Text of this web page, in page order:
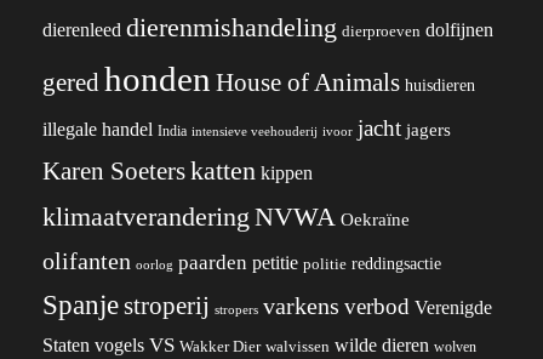
dierenleed dierenmishandeling dierproeven dolfijnen
gered honden House of Animals huisdieren
illegale handel India intensieve veehouderij ivoor jacht jagers
Karen Soeterskatten kippen
klimaatverandering NVWA Oekraïne
olifanten oorlog paarden petitie politie reddingsactie
Spanjestroperij stropers varkens verbod Verenigde
Staten vogels VS Wakker Dier walvissen wilde dieren wolven